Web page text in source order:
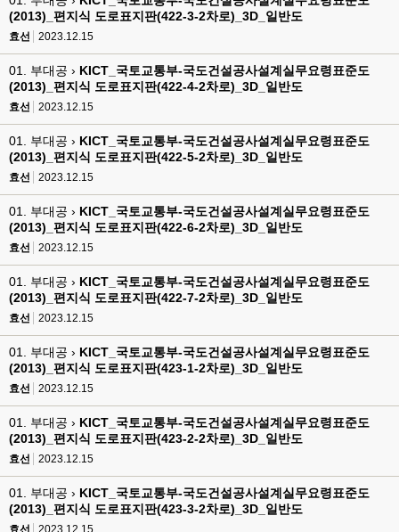
(2013)_편지식 도로표지판(422-3-2차로)_3D_일반도
효선 2023.12.15
01. 부대공 › KICT_국토교통부-국도건설공사설계실무요령표준도
(2013)_편지식 도로표지판(422-4-2차로)_3D_일반도
효선 2023.12.15
01. 부대공 › KICT_국토교통부-국도건설공사설계실무요령표준도
(2013)_편지식 도로표지판(422-5-2차로)_3D_일반도
효선 2023.12.15
01. 부대공 › KICT_국토교통부-국도건설공사설계실무요령표준도
(2013)_편지식 도로표지판(422-6-2차로)_3D_일반도
효선 2023.12.15
01. 부대공 › KICT_국토교통부-국도건설공사설계실무요령표준도
(2013)_편지식 도로표지판(422-7-2차로)_3D_일반도
효선 2023.12.15
01. 부대공 › KICT_국토교통부-국도건설공사설계실무요령표준도
(2013)_편지식 도로표지판(423-1-2차로)_3D_일반도
효선 2023.12.15
01. 부대공 › KICT_국토교통부-국도건설공사설계실무요령표준도
(2013)_편지식 도로표지판(423-2-2차로)_3D_일반도
효선 2023.12.15
01. 부대공 › KICT_국토교통부-국도건설공사설계실무요령표준도
(2013)_편지식 도로표지판(423-3-2차로)_3D_일반도
효선 2023.12.15